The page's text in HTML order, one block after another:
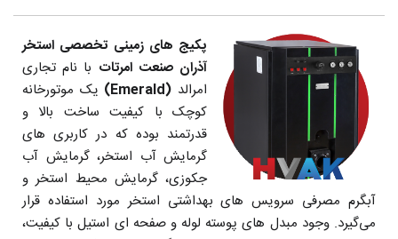
پکیج های زمینی تخصصی استخر
آذران صنعت امرتات با نام تجاری
امرالد (Emerald)
یک موتورخانه
کوچک با کیفیت ساخت بالا و
قدرتمند بوده که در کاربری های
گرمایش آب استخر، گرمایش آب
جکوزی، گرمایش محیط استخر و
آبگرم مصرفی سرویس های بهداشتی استخر مورد استفاده قرار
می‌گیرد. وجود مبدل های پوسته لوله و صفحه ای استیل با کیفیت،